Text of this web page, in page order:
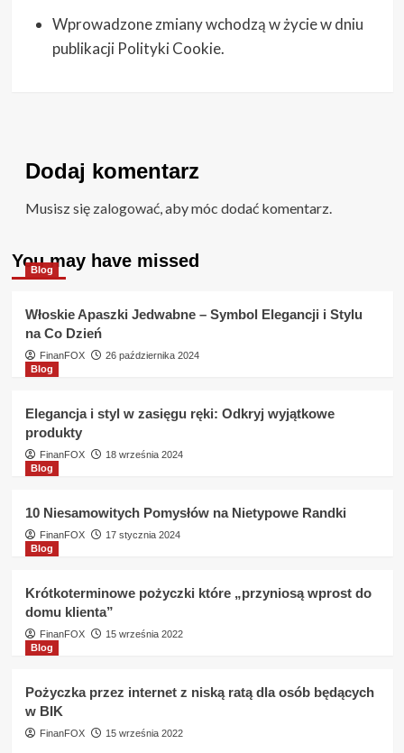
Wprowadzone zmiany wchodzą w życie w dniu
publikacji Polityki Cookie.
Dodaj komentarz
Musisz się zalogować, aby móc dodać komentarz.
You may have missed
Blog
Włoskie Apaszki Jedwabne – Symbol Elegancji i Stylu
na Co Dzień
FinanFOX
26 października 2024
Blog
Elegancja i styl w zasięgu ręki: Odkryj wyjątkowe
produkty
FinanFOX
18 września 2024
Blog
10 Niesamowitych Pomysłów na Nietypowe Randki
FinanFOX
17 stycznia 2024
Blog
Krótkoterminowe pożyczki które „przyniosą wprost do
domu klienta”
FinanFOX
15 września 2022
Blog
Pożyczka przez internet z niską ratą dla osób będących
w BIK
FinanFOX 15 września 2022